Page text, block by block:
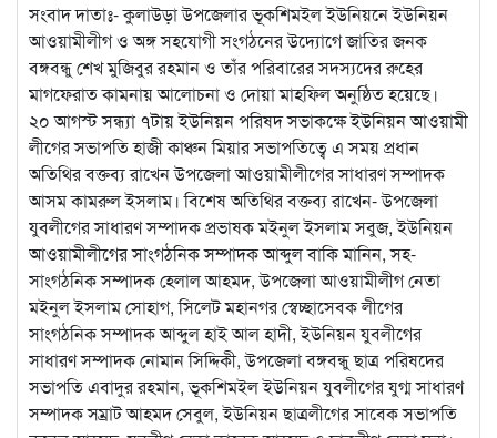
সংবাদ দাতাঃ- কুলাউড়া উপজেলার ভূকশিমইল ইউনিয়নে ইউনিয়ন
আওয়ামীলীগ ও অঙ্গ সহযোগী সংগঠনের উদ্যোগে জাতির জনক
বঙ্গবন্ধু শেখ মুজিবুর রহমান ও তাঁর পরিবারের সদস্যদের রুহের
মাগফেরাত কামনায় আলোচনা ও দোয়া মাহফিল অনুষ্ঠিত হয়েছে।
২০ আগস্ট সন্ধ্যা ৭টায় ইউনিয়ন পরিষদ সভাকক্ষে ইউনিয়ন আওয়ামী
লীগের সভাপতি হাজী কাঞ্চন মিয়ার সভাপতিত্বে এ সময় প্রধান
অতিথির বক্তব্য রাখেন উপজেলা আওয়ামীলীগের সাধারণ সম্পাদক
আসম কামরুল ইসলাম। বিশেষ অতিথির বক্তব্য রাখেন- উপজেলা
যুবলীগের সাধারণ সম্পাদক প্রভাষক মইনুল ইসলাম সবুজ, ইউনিয়ন
আওয়ামীলীগের সাংগঠনিক সম্পাদক আব্দুল বাকি মানিন, সহ-
সাংগঠনিক সম্পাদক হেলাল আহমদ, উপজেলা আওয়ামীলীগ নেতা
মইনুল ইসলাম সোহাগ, সিলেট মহানগর স্বেচ্ছাসেবক লীগের
সাংগঠনিক সম্পাদক আব্দুল হাই আল হাদী, ইউনিয়ন যুবলীগের
সাধারণ সম্পাদক নোমান সিদ্দিকী, উপজেলা বঙ্গবন্ধু ছাত্র পরিষদের
সভাপতি এবাদুর রহমান, ভূকশিমইল ইউনিয়ন যুবলীগের যুগ্ম সাধারণ
সম্পাদক সম্রাট আহমদ সেবুল, ইউনিয়ন ছাত্রলীগের সাবেক সভাপতি